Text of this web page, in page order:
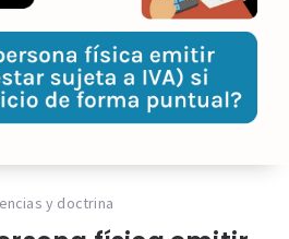
y doctrina